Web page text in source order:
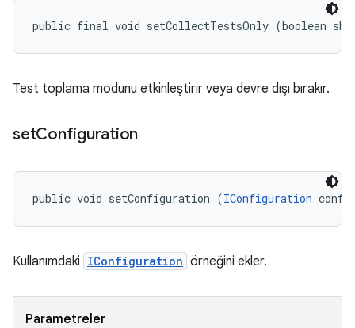
public final void setCollectTestsOnly (boolean
Test toplama modunu etkinleştirir veya devre dışı bırakır.
setConfiguration
public void setConfiguration (IConfiguration
Kullanımdaki IConfiguration örneğini ekler.
Parametreler